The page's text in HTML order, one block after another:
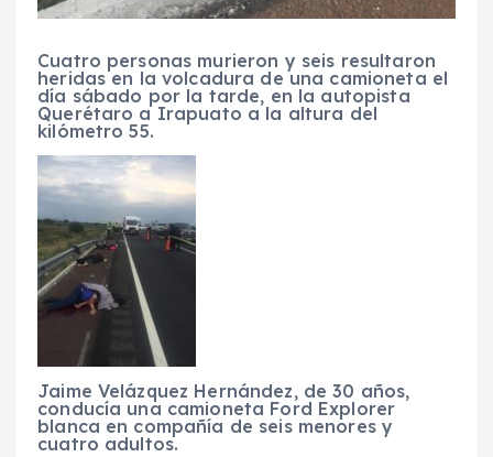
Cuatro personas murieron y seis resultaron
heridas en la volcadura de una camioneta el
día sábado por la tarde, en la autopista
Querétaro a Irapuato a la altura del
kilómetro 55.
Jaime Velázquez Hernández, de 30 años,
conducía una camioneta Ford Explorer
blanca en compañía de seis menores y
cuatro adultos.